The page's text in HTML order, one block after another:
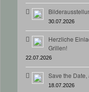
30.07.2026
Herzliche
Grillen!
22.07.2026
Save the
18.07.2026